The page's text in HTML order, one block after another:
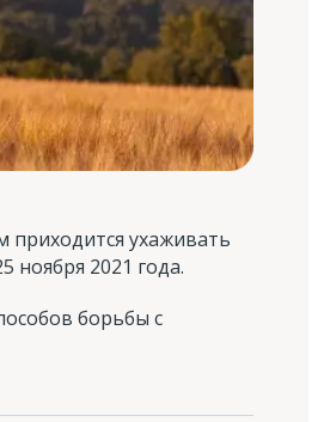
приходится ухаживать
2021 года.
борьбы с